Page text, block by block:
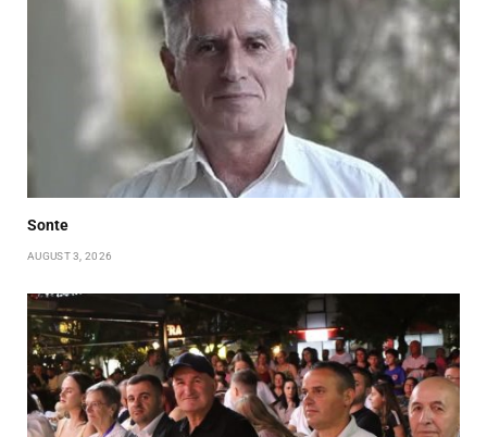
Sonte
AUGUST 3, 2026